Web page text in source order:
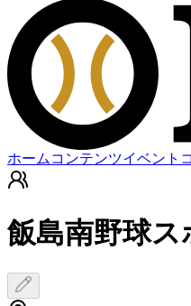
ホーム コンテンツイベント
飯島南野球ス